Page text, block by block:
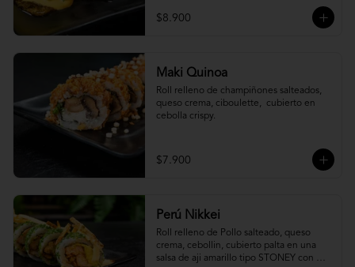
$8.900
Maki Quinoa
​Roll relleno de champiñones salteados,
queso crema, ciboulette,  cubierto en
cebolla crispy.
$7.900
Perú Nikkei
Roll relleno de Pollo salteado, queso
crema, cebollin, cubierto palta en una
salsa de aji amarillo tipo STONEY con